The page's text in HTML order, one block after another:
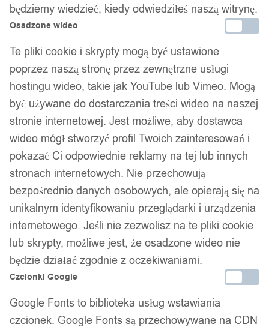
będziemy wiedzieć, kiedy odwiedziłeś naszą witrynę.
Osadzone wideo
Te pliki cookie i skrypty mogą być ustawione
poprzez naszą stronę przez zewnętrzne usługi
hostingu wideo, takie jak YouTube lub Vimeo. Mogą
być używane do dostarczania treści wideo na naszej
stronie internetowej. Jest możliwe, aby dostawca
wideo mógł stworzyć profil Twoich zainteresowań i
pokazać Ci odpowiednie reklamy na tej lub innych
stronach internetowych. Nie przechowują
bezpośrednio danych osobowych, ale opierają się na
unikalnym identyfikowaniu przeglądarki i urządzenia
internetowego. Jeśli nie zezwolisz na te pliki cookie
lub skrypty, możliwe jest, że osadzone wideo nie
będzie działać zgodnie z oczekiwaniami.
Czcionki Google
Google Fonts to biblioteka usług wstawiania
czcionek. Google Fonts są przechowywane na CDN